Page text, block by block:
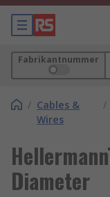
Fabrikantnummer
/ Cables &
Wires
/
Diameter